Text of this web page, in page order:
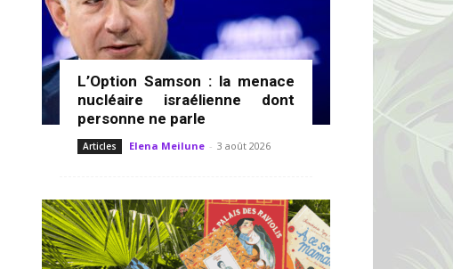
L’Option Samson : la menace
nucléaire israélienne dont
personne ne parle
Articles Elena Meilune - 3 août 2026